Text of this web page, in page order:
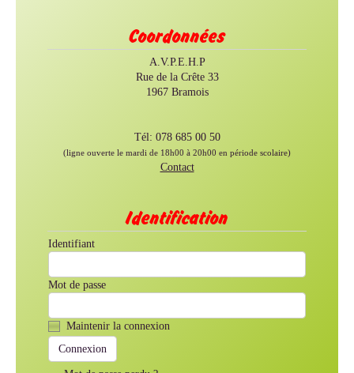
Coordonnées
A.V.P.E.H.P
Rue de la Crête 33
1967 Bramois
Tél: 078 685 00 50
(ligne ouverte le mardi de 18h00 à 20h00 en période scolaire)
Contact
Identification
Identifiant
Mot de passe
Maintenir la connexion